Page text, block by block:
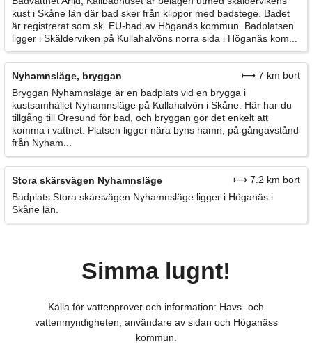
kust i Skåne län där bad sker från klippor med badstege. Badet
är registrerat som sk. EU-bad av Höganäs kommun. Badplatsen
ligger i Skälderviken på Kullahalvöns norra sida i Höganäs kom...
Nyhamnsläge, bryggan
⟼ 7 km bort
Bryggan Nyhamnsläge är en badplats vid en brygga i
kustsamhället Nyhamnsläge på Kullahalvön i Skåne. Här har du
tillgång till Öresund för bad, och bryggan gör det enkelt att
komma i vattnet. Platsen ligger nära byns hamn, på gångavstånd
från Nyham...
Stora skärsvägen Nyhamnsläge
⟼ 7.2 km bort
Badplats Stora skärsvägen Nyhamnsläge ligger i Höganäs i
Skåne län.
Simma lugnt!
Källa för vattenprover och information: Havs- och
vattenmyndigheten, användare av sidan och Höganäss
kommun.